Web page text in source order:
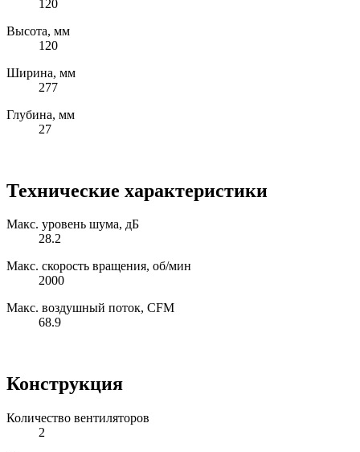
120
Высота, мм
120
Ширина, мм
277
Глубина, мм
27
Технические характеристики
Макс. уровень шума, дБ
28.2
Макс. скорость вращения, об/мин
2000
Макс. воздушный поток, CFM
68.9
Конструкция
Количество вентиляторов
2